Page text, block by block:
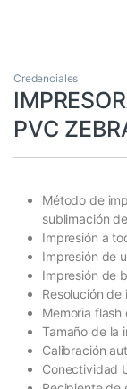
Credenciales
PVC
Método de
sublimación
Impresión a
Impresión de
Impresión de
Resolución
Memoria flash
Tamaño de la
Calibración
Conectividad